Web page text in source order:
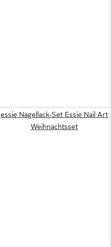
essie Nagellack-Set Essie Nail Art
Weihnachtsset